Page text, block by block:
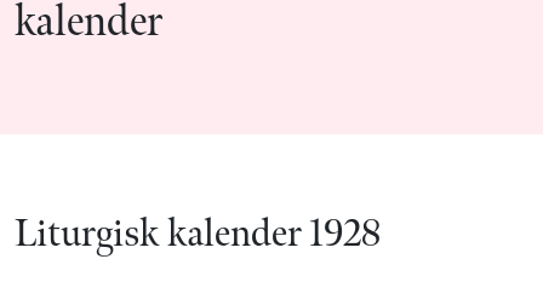
kalender
Liturgisk kalender 1928